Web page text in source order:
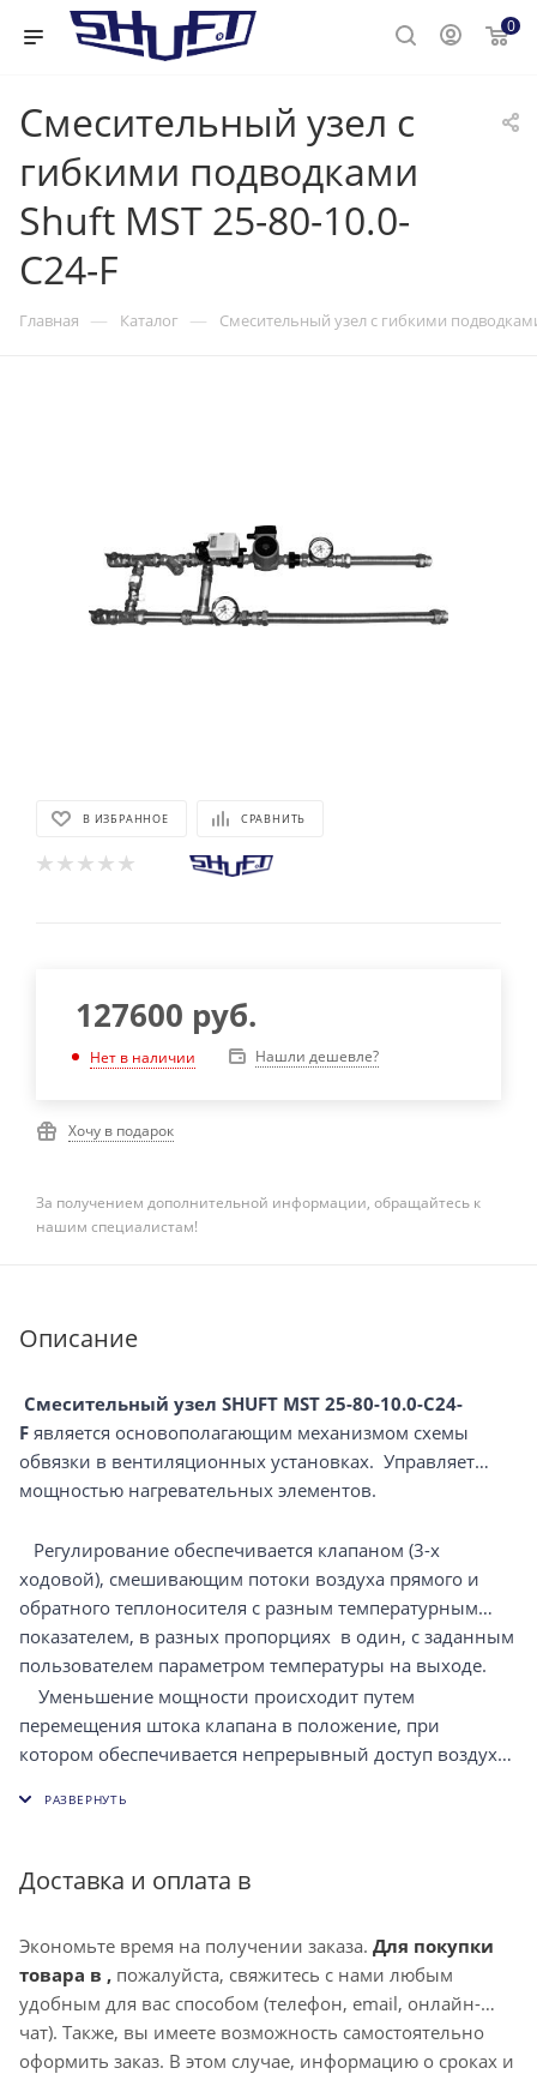
0
Смесительный узел с
гибкими подводками
Shuft MST 25-80-10.0-
C24-F
Главная — Каталог — Смесительный узел с гибкими
В ИЗБРАННОЕ СРАВНИТЬ
127600 руб.
Нет в наличии Нашли дешевле?
Хочу в подарок
За получением дополнительной информации, обращайтесь к
нашим специалистам!
Описание
Смесительный узел SHUFT MST 25-80-10.0-C24-
F является основополагающим механизмом схемы
обвязки в вентиляционных установках. Управляет
мощностью нагревательных элементов.
Регулирование обеспечивается клапаном (3-х
ходовой), смешивающим потоки воздуха прямого и
обратного теплоносителя с разным температурным
показателем, в разных пропорциях в один, с заданным
пользователем параметром температуры на выходе.
Уменьшение мощности происходит путем
перемещения штока клапана в положение, при
котором обеспечивается непрерывный доступ воздуха
поступающие в избытке, передаются на байпасную
Доставка и оплата в
Экономьте время на получении заказа. Для покупки
товара в , пожалуйста, свяжитесь с нами любым
удобным для вас способом (телефон, email, онлайн-
чат). Также, вы имеете возможность самостоятельно
оформить заказ. В этом случае, информацию о сроках и